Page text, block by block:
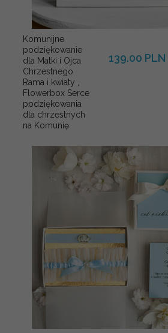
Komunijne
podziękowanie
dla Matki i Ojca
Chrzestnego
Rama i kwiaty ,
Flowerbox Serce
podziękowania
dla chrzestnych
na Komunię
139.00 PLN